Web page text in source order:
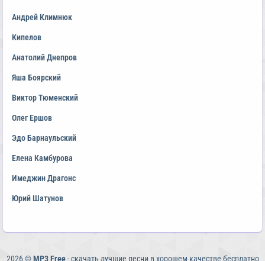
Андрей Климнюк
Кипелов
Анатолий Днепров
Яша Боярский
Виктор Тюменский
Олег Ершов
Эдо Барнаульский
Елена Камбурова
Имеджин Драгонс
Юрий Шатунов
2026 ©MP3 Free- скачать лучшие песни в хорошем качестве бесплатно